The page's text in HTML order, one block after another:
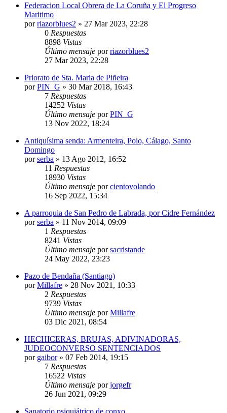
Federacion Local Obrera de La Coruña y El Progreso
Maritimo
porriazorblues2 » 27 Mar 2023, 22:28
0 Respuestas
8898 Vistas
Último mensaje porriazorblues2
27 Mar 2023, 22:28
Priorato de Sta. Maria de Piñeira
porPIN_G » 30 Mar 2018, 16:43
7 Respuestas
14252 Vistas
Último mensaje porPIN_G
13 Nov 2022, 18:24
Antiquísima senda: Armenteira, Poio, Cálago, Santo
Domingo
porserba » 13 Ago 2012, 16:52
11 Respuestas
18930 Vistas
Último mensaje porcientovolando
16 Sep 2022, 15:34
A parroquia de San Pedro de Labrada, por Cidre Fernández
porserba » 11 Nov 2014, 09:09
1 Respuestas
8241 Vistas
Último mensaje porsacristande
24 May 2022, 23:23
Pazo de Bendaña (Santiago)
porMillafre » 28 Nov 2021, 10:33
2 Respuestas
9739 Vistas
Último mensaje porMillafre
03 Dic 2021, 08:54
HECHICERAS, BRUJAS, ADIVINADORAS,
JUDEOCONVERSO SENTENCIADOS
por gaibor» 07 Feb 2014, 19:15
7 Respuestas
16522 Vistas
Último mensaje porjorgefr
26 Jun 2021, 09:29
Sanatorio psiquiátrico de conxo